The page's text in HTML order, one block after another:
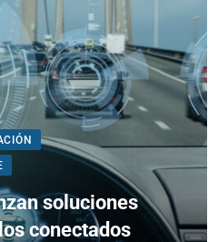
soluciones
conectados